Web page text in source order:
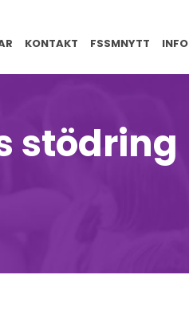
KONTAKT FSSMNYTT INFO
stödring